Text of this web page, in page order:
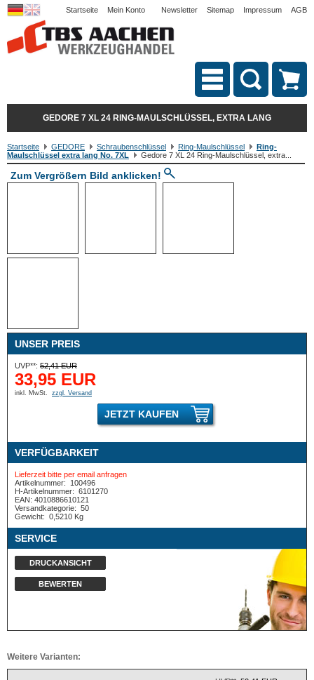
Startseite Mein Konto Newsletter Sitemap Impressum AGB
GEDORE 7 XL 24 RING-MAULSCHLÜSSEL, EXTRA LANG
Startseite GEDORE Schraubenschlüssel Ring-Maulschlüssel
Ring-
Maulschlüssel extra lang No. 7XL
Gedore 7 XL 24 Ring-Maulschlüssel, extra...
Zum Vergrößern Bild anklicken!
UNSER PREIS
UVP**: 52,41 EUR
33,95 EUR
inkl. MwSt. zzgl. Versand
JETZT KAUFEN
VERFÜGBARKEIT
Lieferzeit bitte per email anfragen
Artikelnummer:
100496
H-Artikelnummer: 6101270
EAN: 4010886610121
Versandkategorie: 50
Gewicht: 0,5210 Kg
SERVICE
DRUCKANSICHT
BEWERTEN
Weitere Varianten: